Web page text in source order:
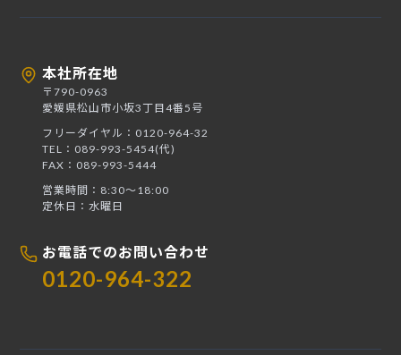
本社所在地
〒790-0963
愛媛県松山市小坂3丁目4番5号
フリーダイヤル：0120-964-32
TEL：089-993-5454(代)
FAX：089-993-5444
営業時間：8:30〜18:00
定休日：水曜日
お電話でのお問い合わせ
0120-964-322